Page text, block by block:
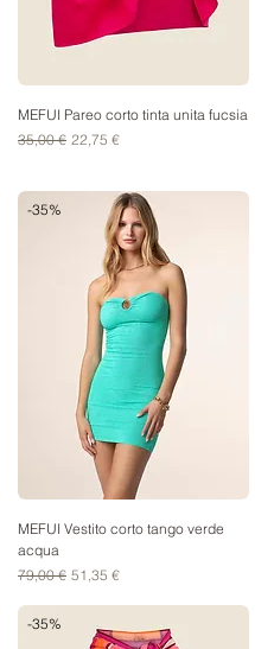
MEFUI Pareo corto tinta unita fucsia
Prezzo regolare
35,00 € Prezzo scontato
22,75 €
-35%
MEFUI Vestito corto tango verde
acqua
Prezzo regolare
79,00 € Prezzo scontato
51,35 €
-35%